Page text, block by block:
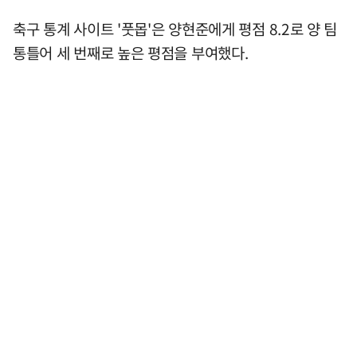
축구 통계 사이트 '풋몹'은 양현준에게 평점 8.2로 양 팀
통틀어 세 번째로 높은 평점을 부여했다.